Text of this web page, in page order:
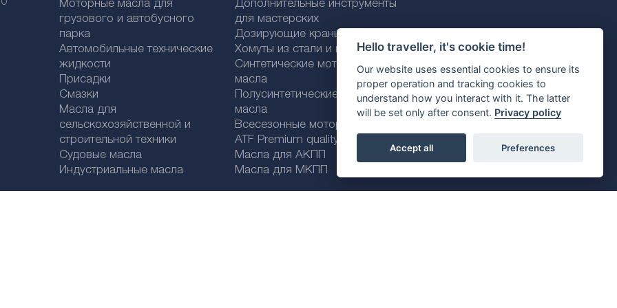
Hello traveller, it's cookie time!
Our website uses essential cookies to ensure its
proper operation and tracking cookies to
understand how you interact with it. The latter
will be set only after consent. Privacy policy
Accept all Preferences
Моторные масла для
грузового и автобусного
парка
Автомобильные технические
жидкости
Присадки
Смазки
Масла для
сельскохозяйственной и
строительной техники
Судовые масла
Индустриальные масла
Дополнительные инструменты
для мастерских
Дозирующие краны / трубки
Хомуты из стали и пластика
Синтетические моторные
масла
Полусинтетические моторные
масла
Bсесезонные моторные масла
ATF Premium quality line
Масла для АКПП
Масла для МКПП